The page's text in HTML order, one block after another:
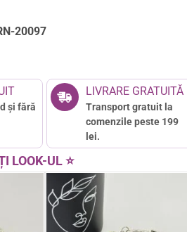
20097
și fără
LIVRARE GRATUITĂ
Transport gratuit la
comenzile peste 199
lei.
LOOK-UL ⭐